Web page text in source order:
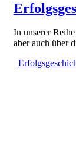
In unserer
aber auch über